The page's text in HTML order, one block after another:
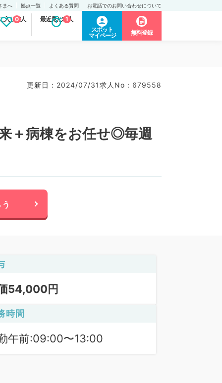
まへ 拠点一覧 よくある質問 お電話でのお問い合わせについて
入り求人
0 最近見た求人
1
スポット
マイページ
無料登録
更新日 : 2024/07/31求人No : 679558
＋病棟をお任せ◎毎週
54,000円
時間
午前:09:00〜13:00